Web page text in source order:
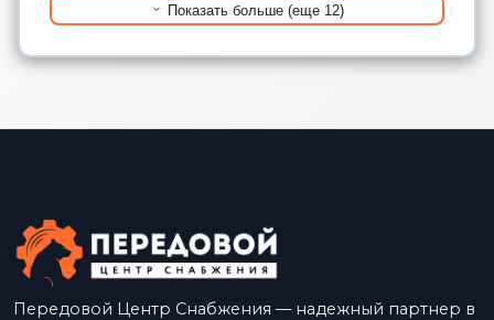
Показать больше (еще 12)
Передовой Центр Снабжения — надежный партнер в